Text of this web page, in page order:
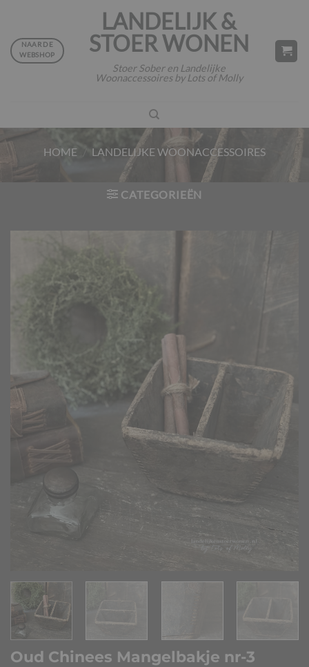
inhoud
LANDELIJK &
STOER WONEN
Stoer Sober en Landelijke
Woonaccessoires by Lots of Molly
NAAR DE
WEBSHOP
HOME LANDELIJKE WOONACCESSOIRES
CATEGORIEËN
Oud Chinees Mangelbakje nr-3